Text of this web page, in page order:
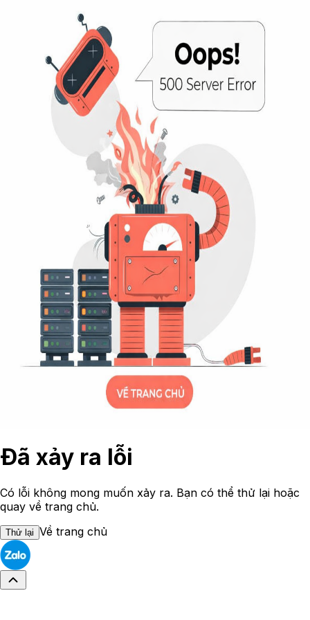
Đã xảy ra lỗi
Có lỗi không mong muốn xảy ra. Bạn có thể thử lại hoặc
quay về trang chủ.
Thử lại Về trang chủ